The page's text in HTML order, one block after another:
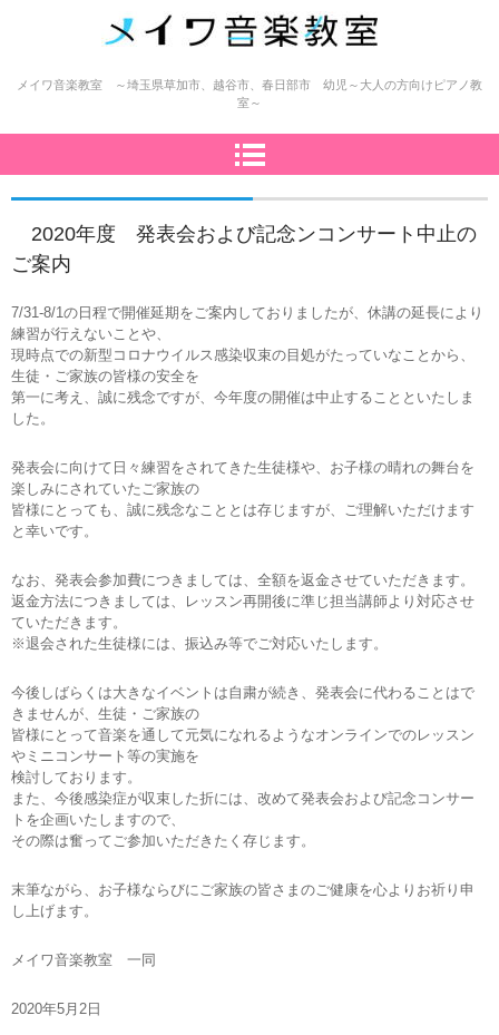
メイワ音楽教室（明和楽器）
メイワ音楽教室 ～埼玉県草加市、越谷市、春日部市 幼児～大人の方向けピアノ教
室～
2020年度 発表会および記念ンコンサート中止の
ご案内
7/31-8/1の日程で開催延期をご案内しておりましたが、休講の延長により
練習が行えないことや、
現時点での新型コロナウイルス感染収束の目処がたっていなことから、
生徒・ご家族の皆様の安全を
第一に考え、誠に残念ですが、今年度の開催は中止することといたしま
した。
発表会に向けて日々練習をされてきた生徒様や、お子様の晴れの舞台を
楽しみにされていたご家族の
皆様にとっても、誠に残念なこととは存じますが、ご理解いただけます
と幸いです。
なお、発表会参加費につきましては、全額を返金させていただきます。
返金方法につきましては、レッスン再開後に準じ担当講師より対応させ
ていただきます。
※退会された生徒様には、振込み等でご対応いたします。
今後しばらくは大きなイベントは自粛が続き、発表会に代わることはで
きませんが、生徒・ご家族の
皆様にとって音楽を通して元気になれるようなオンラインでのレッスン
やミニコンサート等の実施を
検討しております。
また、今後感染症が収束した折には、改めて発表会および記念コンサー
トを企画いたしますので、
その際は奮ってご参加いただきたく存じます。
末筆ながら、お子様ならびにご家族の皆さまのご健康を心よりお祈り申
し上げます。
メイワ音楽教室 一同
2020年5月2日